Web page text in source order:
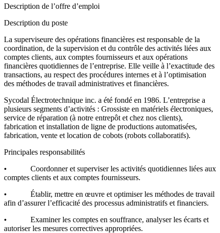
Description de l’offre d’emploi
Description du poste
La superviseure des opérations financières est responsable de la
coordination, de la supervision et du contrôle des activités liées aux
comptes clients, aux comptes fournisseurs et aux opérations
financières quotidiennes de l’entreprise. Elle veille à l’exactitude des
transactions, au respect des procédures internes et à l’optimisation
des méthodes de travail administratives et financières.
Sycodal Électrotechnique inc. a été fondé en 1986. L’entreprise a
plusieurs segments d’activités : Grossiste en matériels électroniques,
service de réparation (à notre entrepôt et chez nos clients),
fabrication et installation de ligne de productions automatisées,
fabrication, vente et location de cobots (robots collaboratifs).
Principales responsabilités
• Coordonner et superviser les activités quotidiennes liées aux
comptes clients et aux comptes fournisseurs.
• Établir, mettre en œuvre et optimiser les méthodes de travail
afin d’assurer l’efficacité des processus administratifs et financiers.
• Examiner les comptes en souffrance, analyser les écarts et
autoriser les mesures correctives appropriées.